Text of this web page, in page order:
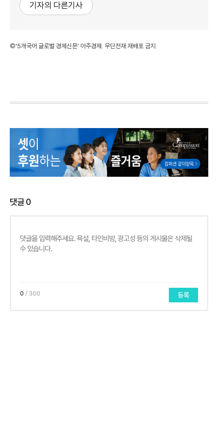
기자의 다른기사
©'5개국어 글로벌 경제신문' 아주경제. 무단전재·재배포 금지
댓글0
0 / 300 등록